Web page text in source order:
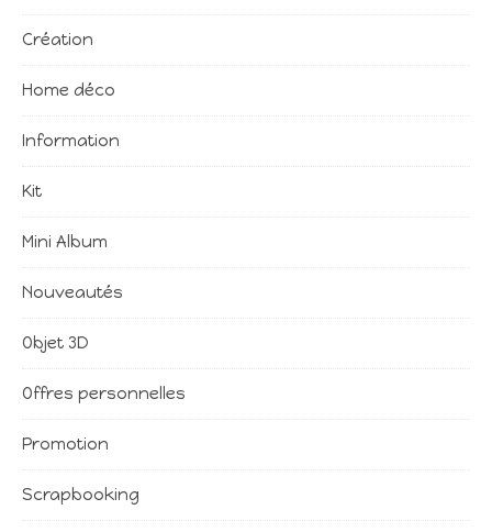
Création
Home déco
Information
Kit
Mini Album
Nouveautés
Objet 3D
Offres personnelles
Promotion
Scrapbooking